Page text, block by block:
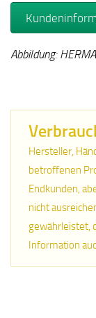
Abbildung:
Hersteller,
betroffenen
Endkunden,
nicht
gewährleistet,
Information